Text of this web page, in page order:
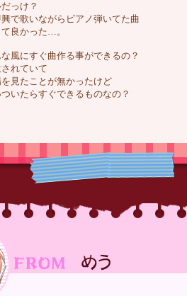
っけ？
で歌いながらピアノ弾いてた曲
良かった…。
風にすぐ曲作る事ができるの？
れていて
見たことが無かったけど
いたらすぐできるものなの？